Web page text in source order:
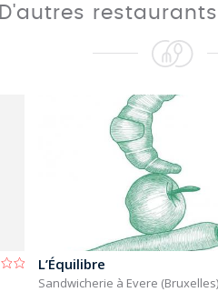
D'autres
L’Équilibre
Sandwicherie à Evere (Bruxelles)